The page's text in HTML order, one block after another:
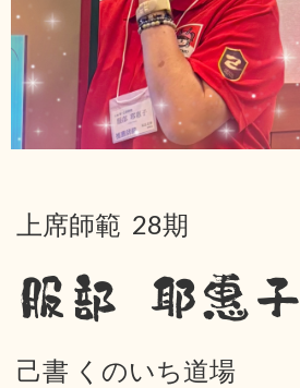
上席師範 28期
服部 耶惠子
己書 くのいち道場